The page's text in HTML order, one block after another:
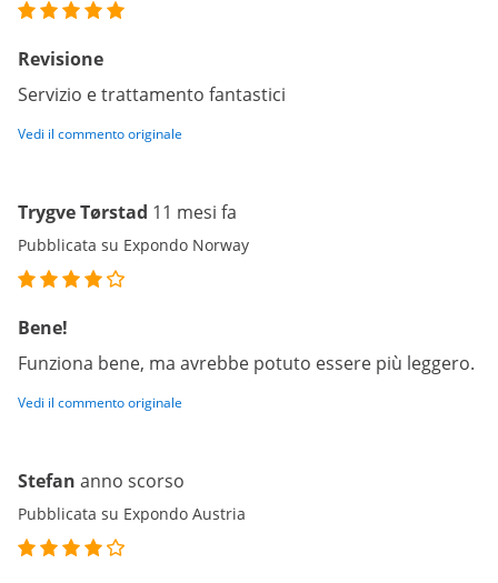
Revisione
Servizio e trattamento fantastici
Vedi il commento originale
Trygve Tørstad 11 mesi fa
Pubblicata su Expondo Norway
Bene!
Funziona bene, ma avrebbe potuto essere più leggero.
Vedi il commento originale
Stefan anno scorso
Pubblicata su Expondo Austria